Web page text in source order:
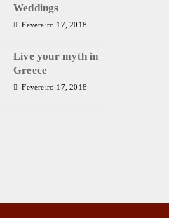
Weddings
Fevereiro 17, 2018
Live your myth in
Greece
Fevereiro 17, 2018